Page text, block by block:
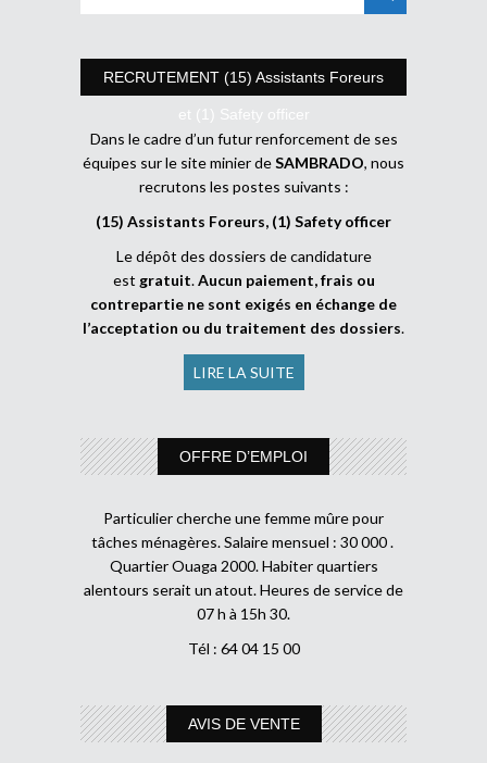
RECRUTEMENT (15) Assistants Foreurs
et (1) Safety officer
Dans le cadre d’un futur renforcement de ses
équipes sur le site minier deSAMBRADO, nous
recrutons les postes suivants :
(15) Assistants Foreurs, (1) Safety officer
Le dépôt des dossiers de candidature
est gratuit.Aucun paiement, frais ou
contrepartie ne sont exigés en échange de
l’acceptation ou du traitement des dossiers.
LIRE LA SUITE
OFFRE D’EMPLOI
Particulier cherche une femme mûre pour
tâches ménagères. Salaire mensuel : 30 000 .
Quartier Ouaga 2000. Habiter quartiers
alentours serait un atout. Heures de service de
07 h à 15h 30.
Tél : 64 04 15 00
AVIS DE VENTE